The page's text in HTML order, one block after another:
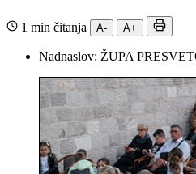
1 min čitanja A- A+
Nadnaslov: ŽUPA